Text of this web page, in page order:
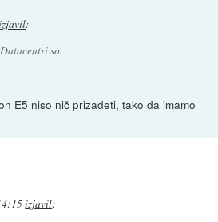
:
so.
E5 niso nič prizadeti, tako da imamo
izjavil: